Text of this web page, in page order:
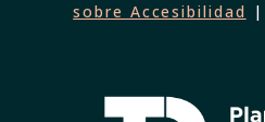
sobre Accesibilidad |